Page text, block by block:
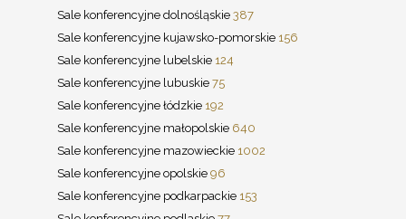
Sale konferencyjne dolnośląskie 387
Sale konferencyjne kujawsko-pomorskie 156
Sale konferencyjne lubelskie 124
Sale konferencyjne lubuskie 75
Sale konferencyjne łódzkie 192
Sale konferencyjne małopolskie 640
Sale konferencyjne mazowieckie 1002
Sale konferencyjne opolskie 96
Sale konferencyjne podkarpackie 153